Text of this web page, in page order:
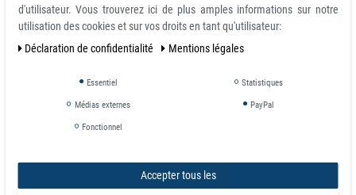
pour tableau blanc (un ensemble de couleurs rouge, vert, bleu et noir) ainsi
que des effaceurs pour tableau blanc dans notre boutique en ligne.
Notre ruban magnétique est généralement utilisé comme ruban
d'étiquetage et permet souvent une organisation améliorée et flexible de
l'entrepôt ou une présentation plus simple des tâches de planification sur
à l'aide d'un cutter normal ou de ciseaux et utilisé ensuite comme un seul
panneau magnétique.
d'utilisateur. Vous trouverez ici de plus amples informations sur notre
utilisation des cookies et sur vos droits en tant qu'utilisateur:
Déclaration de confidentialité
Mentions légales
Essentiel Statistiques
Médias externes PayPal
Fonctionnel
Accepter tous les